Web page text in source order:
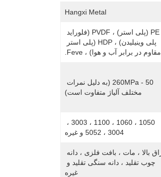
Hangxi Metal
مقاوم در برابر آب و هوا) ، Feve.
مختلف آلیاژ متفاوت است)
3004 ، 5052 و غیره
غیره